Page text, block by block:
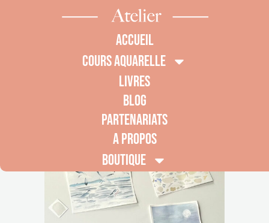
ACCUEIL
COURS AQUARELLE
LIVRES
BLOG
PARTENARIATS
A PROPOS
BOUTIQUE